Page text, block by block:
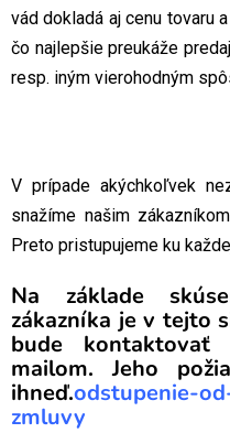
vád dokladá aj cenu tovaru
čo najlepšie preukáže
resp. iným vierohodným
V prípade akýchkoľvek
snažíme našim
Preto pristupujeme ku
Na základe
zákazníka je v tejto
bude kontaktovať
mailom. Jeho
ihneď.odstupenie-
zmluvy